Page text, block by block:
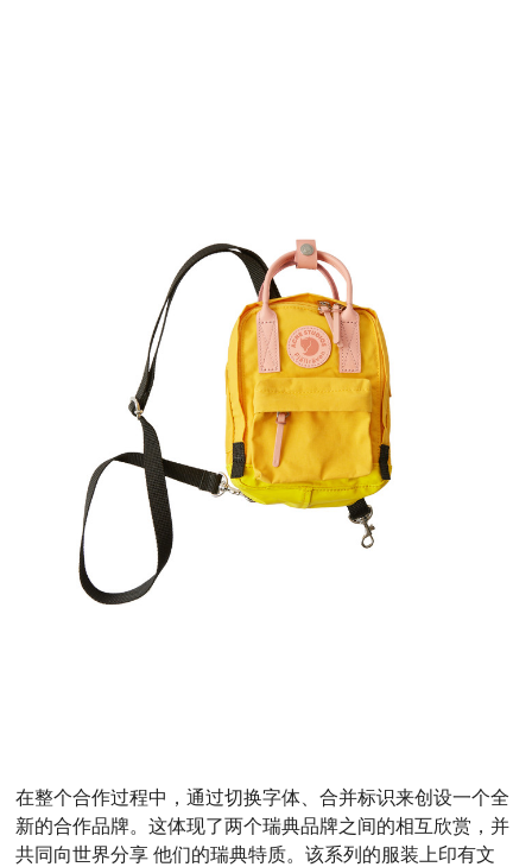
在整个合作过程中，通过切换字体、合并标识来创设一个全
新的合作品牌。这体现了两个瑞典品牌之间的相互欣赏，并
共同向世界分享 他们的瑞典特质。该系列的服装上印有文